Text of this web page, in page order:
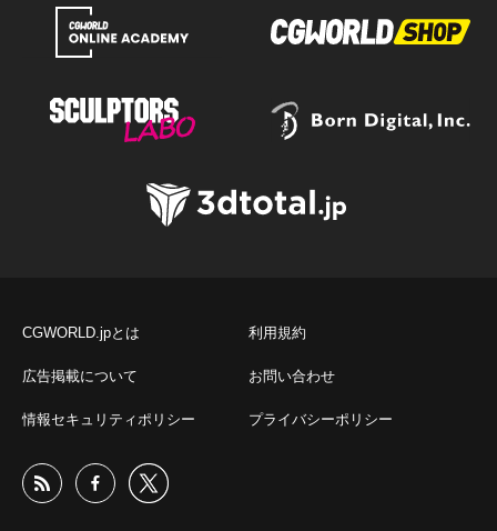
CGWORLD.jpとは 利用規約
広告掲載について お問い合わせ
情報セキュリティポリシー プライバシーポリシー